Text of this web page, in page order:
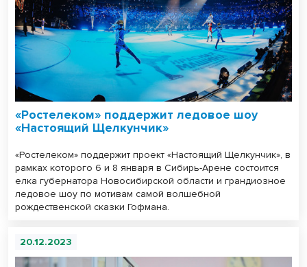
«Ростелеком» поддержит ледовое шоу
«Настоящий Щелкунчик»
«Ростелеком» поддержит проект «Настоящий Щелкунчик», в
рамках которого 6 и 8 января в Сибирь-Арене состоится
елка губернатора Новосибирской области и грандиозное
ледовое шоу по мотивам самой волшебной
рождественской сказки Гофмана.
20.12.2023